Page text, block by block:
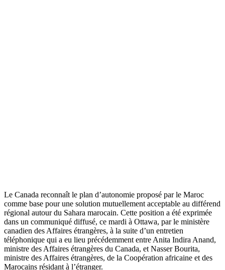
Le Canada reconnaît le plan d’autonomie proposé par le Maroc
comme base pour une solution mutuellement acceptable au différend
régional autour du Sahara marocain. Cette position a été exprimée
dans un communiqué diffusé, ce mardi à Ottawa, par le ministère
canadien des Affaires étrangères, à la suite d’un entretien
téléphonique qui a eu lieu précédemment entre Anita Indira Anand,
ministre des Affaires étrangères du Canada, et Nasser Bourita,
ministre des Affaires étrangères, de la Coopération africaine et des
Marocains résidant à l’étranger.